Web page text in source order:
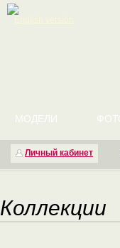
Личный кабинет
МОДЕЛИ
Коллекции